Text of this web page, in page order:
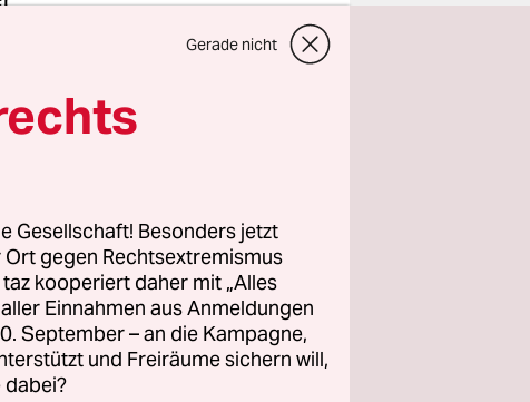
mit den
direkt
die die
machten
der
Teubner
eine
Gerade nicht
Gesellschaft! Besonders jetzt
gegen Rechtsextremismus
kooperiert daher mit „Alles
Einnahmen aus Anmeldungen
September – an die Kampagne,
und Freiräume sichern will,
dabei?